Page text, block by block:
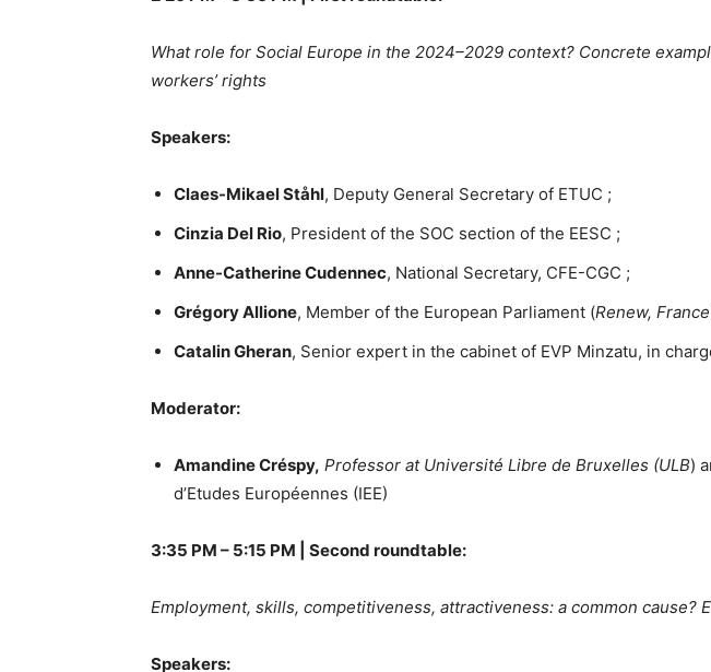
What role for Social Europe in the 2024–2029 context? Concrete
workers’ rights
Speakers:
Claes-Mikael Ståhl, Deputy General Secretary of ETUC ;
Cinzia Del Rio, President of the SOC section of the EESC ;
Anne-Catherine Cudennec, National Secretary, CFE-CGC ;
Grégory Allione, Member of the European Parliament (Renew, France
Catalin Gheran, Senior expert in the cabinet of EVP Minzatu, in
Moderator:
Amandine Créspy, Professor at Université Libre de Bruxelles (ULB)
d’Etudes Européennes (IEE)
3:35 PM – 5:15 PM | Second roundtable:
Employment, skills, competitiveness, attractiveness: a common
Speakers: